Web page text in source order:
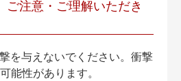
ご注意・ご理解いただき
を与えないでください。衝撃
能性があります。